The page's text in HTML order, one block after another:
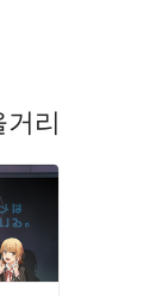
거리